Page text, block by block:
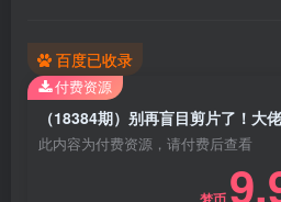
百度已收录
此内容为付费资源，请付费后查看
付费资源扫码登录
使用 其它方式登录或注册